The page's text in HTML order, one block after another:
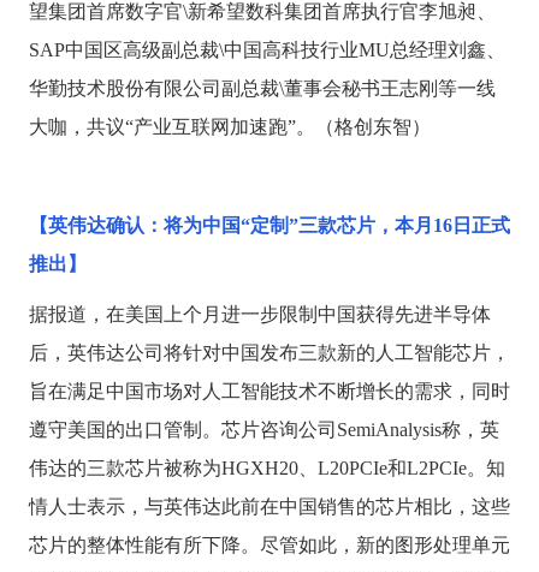
望集团首席数字官\新希望数科集团首席执行官李旭昶、
SAP中国区高级副总裁\中国高科技行业MU总经理刘鑫、
华勤技术股份有限公司副总裁\董事会秘书王志刚等一线
大咖，共议“产业互联网加速跑”。（格创东智）
【英伟达确认：将为中国“定制”三款芯片，本月16日正式
推出】
据报道，在美国上个月进一步限制中国获得先进半导体
后，英伟达公司将针对中国发布三款新的人工智能芯片，
旨在满足中国市场对人工智能技术不断增长的需求，同时
遵守美国的出口管制。芯片咨询公司 SemiAnalysis称，英
伟达的三款芯片被称为HGXH20、L20PCIe和L2PCIe。知
情人士表示，与英伟达此前在中国销售的芯片相比，这些
芯片的整体性能有所下降。尽管如此，新的图形处理单元